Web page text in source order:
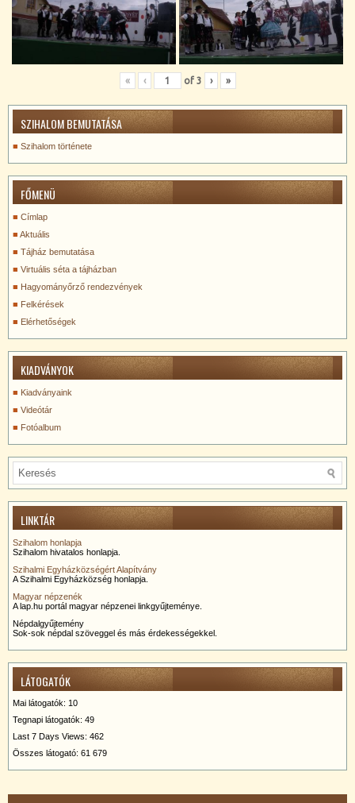
« ‹ of 3 › »
SZIHALOM BEMUTATÁSA
Szihalom története
FŐMENÜ
Címlap
Aktuális
Tájház bemutatása
Virtuális séta a tájházban
Hagyományőrző rendezvények
Felkérések
Elérhetőségek
KIADVÁNYOK
Kiadványaink
Videótár
Fotóalbum
LINKTÁR
Szihalom honlapja
Szihalom hivatalos honlapja.
Szihalmi Egyházközségért Alapítvány
A Szihalmi Egyházközség honlapja.
Magyar népzenék
A lap.hu portál magyar népzenei linkgyűjteménye.
Népdalgyűjtemény
Sok-sok népdal szöveggel és más érdekességekkel.
LÁTOGATÓK
Mai látogatók: 10
Tegnapi látogatók: 49
Last 7 Days Views: 462
Összes látogató: 61 679